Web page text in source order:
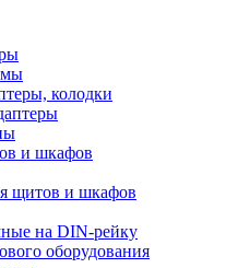
колодки
и шкафов
щитов и шкафов
на DIN-рейку
оборудования